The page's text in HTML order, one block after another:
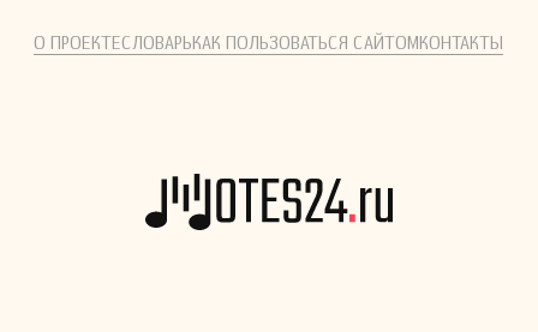
О ПРОЕКТЕСЛОВАРЬКАК ПОЛЬЗОВАТЬСЯ САЙТОМКОНТАКТЫ